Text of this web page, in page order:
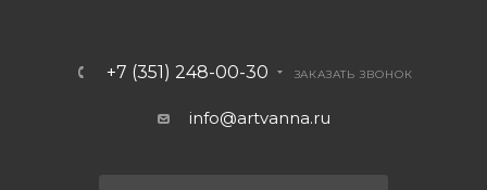
+7 (351) 248-00-30 ЗАКАЗАТЬ ЗВОНОК
info@artvanna.ru